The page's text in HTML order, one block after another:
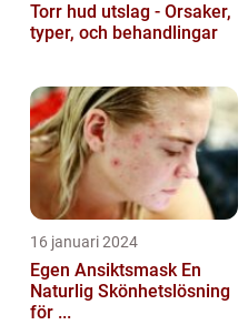
Torr hud utslag - Orsaker,
typer, och behandlingar
16 januari 2024
Egen Ansiktsmask En
Naturlig Skönhetslösning
för ...